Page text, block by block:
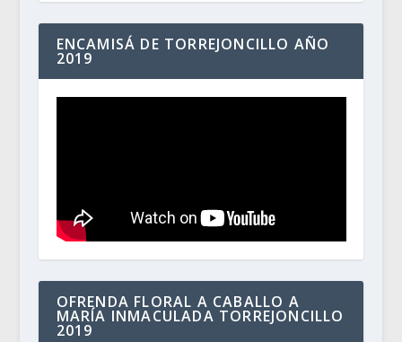
ENCAMISÁ DE TORREJONCILLO AÑO
2019
OFRENDA FLORAL A CABALLO A
MARÍA INMACULADA TORREJONCILLO
2019